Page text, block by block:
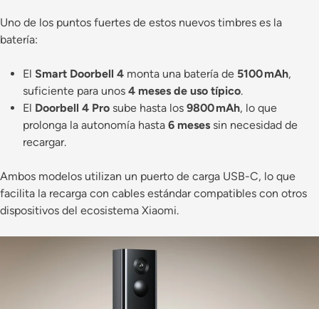
Uno de los puntos fuertes de estos nuevos timbres es la
batería:
El Smart Doorbell 4 monta una batería de 5100 mAh,
suficiente para unos 4 meses de uso típico.
El Doorbell 4 Pro sube hasta los 9800 mAh, lo que
prolonga la autonomía hasta 6 meses sin necesidad de
recargar.
Ambos modelos utilizan un puerto de carga USB-C, lo que
facilita la recarga con cables estándar compatibles con otros
dispositivos del ecosistema Xiaomi.